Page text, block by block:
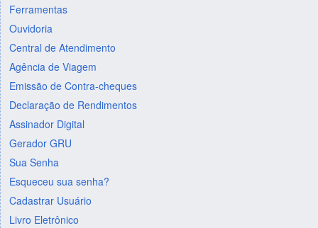
Ferramentas
Ouvidoria
Central de Atendimento
Agência de Viagem
Emissão de Contra-cheques
Declaração de Rendimentos
Assinador Digital
Gerador GRU
Sua Senha
Esqueceu sua senha?
Cadastrar Usuário
Livro Eletrônico